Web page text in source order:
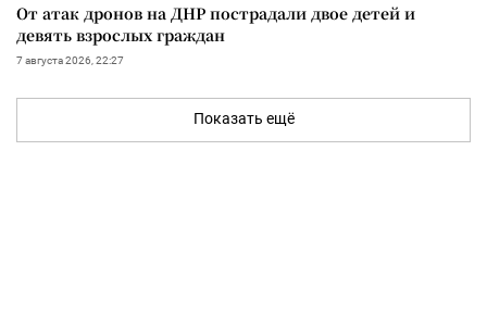
От атак дронов на ДНР пострадали двое детей и
девять взрослых граждан
7 августа 2026, 22:27
Показать ещё